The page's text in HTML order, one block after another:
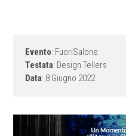
Evento: FuoriSalone
Testata: Design Tellers
Data: 8 Giugno 2022